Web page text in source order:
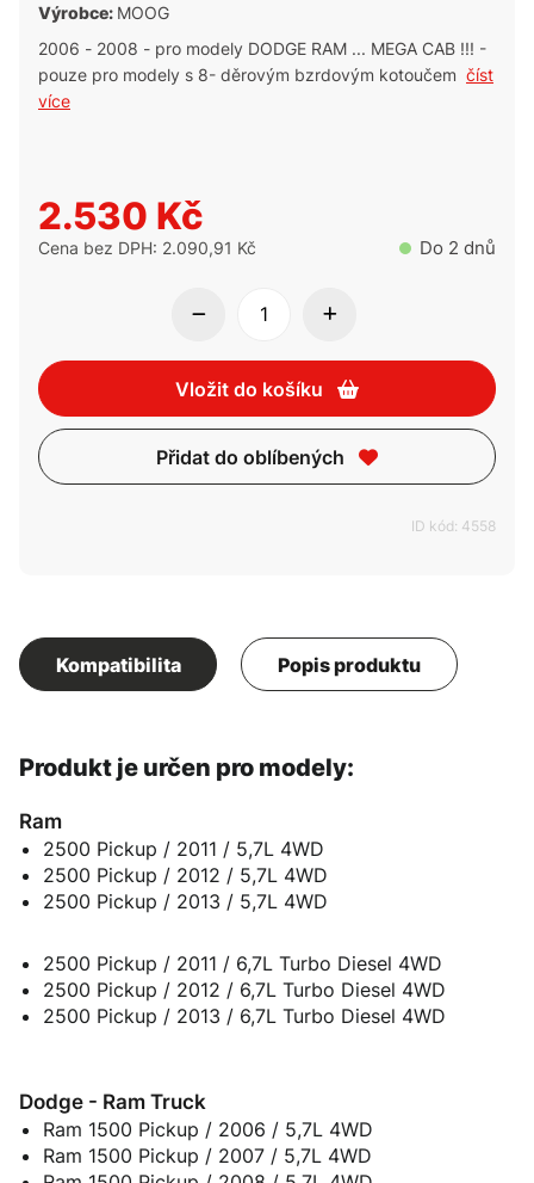
Výrobce: MOOG
2006 - 2008 - pro modely DODGE RAM ... MEGA CAB !!! -
pouze pro modely s 8- děrovým bzrdovým kotoučem číst
více
2.530 Kč
Cena bez DPH: 2.090,91 Kč Do 2 dnů
Vložit do košíku
Přidat do oblíbených
ID kód: 4558
Kompatibilita Popis produktu
Produkt je určen pro modely:
Ram
2500 Pickup / 2011 / 5,7L 4WD
2500 Pickup / 2012 / 5,7L 4WD
2500 Pickup / 2013 / 5,7L 4WD
2500 Pickup / 2011 / 6,7L Turbo Diesel 4WD
2500 Pickup / 2012 / 6,7L Turbo Diesel 4WD
2500 Pickup / 2013 / 6,7L Turbo Diesel 4WD
Dodge - Ram Truck
Ram 1500 Pickup / 2006 / 5,7L 4WD
Ram 1500 Pickup / 2007 / 5,7L 4WD